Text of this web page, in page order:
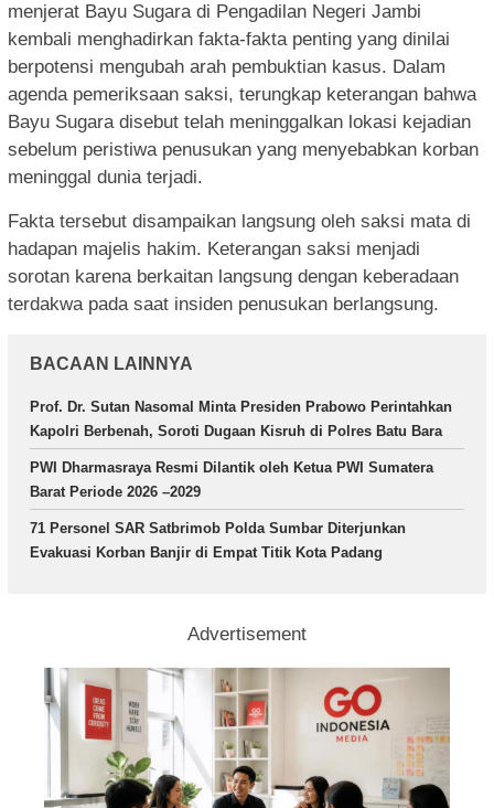
menjerat Bayu Sugara di Pengadilan Negeri Jambi
kembali menghadirkan fakta-fakta penting yang dinilai
berpotensi mengubah arah pembuktian kasus. Dalam
agenda pemeriksaan saksi, terungkap keterangan bahwa
Bayu Sugara disebut telah meninggalkan lokasi kejadian
sebelum peristiwa penusukan yang menyebabkan korban
meninggal dunia terjadi.
Fakta tersebut disampaikan langsung oleh saksi mata di
hadapan majelis hakim. Keterangan saksi menjadi
sorotan karena berkaitan langsung dengan keberadaan
terdakwa pada saat insiden penusukan berlangsung.
BACAAN LAINNYA
Prof. Dr. Sutan Nasomal Minta Presiden Prabowo Perintahkan
Kapolri Berbenah, Soroti Dugaan Kisruh di Polres Batu Bara
PWI Dharmasraya Resmi Dilantik oleh Ketua PWI Sumatera
Barat Periode 2026 –2029
71 Personel SAR Satbrimob Polda Sumbar Diterjunkan
Evakuasi Korban Banjir di Empat Titik Kota Padang
Advertisement